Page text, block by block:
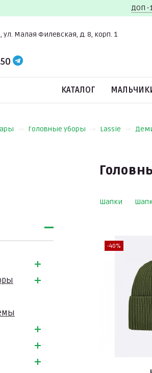
ДОП -
ул. Малая Филевская, д. 8, корп. 1
КАТАЛОГ
Головные уборы Lassie
Шапки
-40%